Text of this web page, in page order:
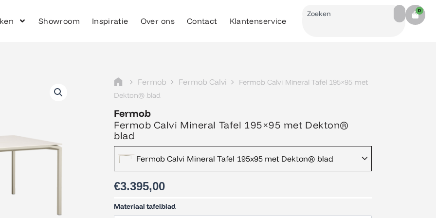
Showroom Inspiratie Over ons Contact Klantenservice
Search 0
Cart
Fermob Fermob Calvi
Fermob Calvi Mineral Tafel 195×95 met
Dekton® blad
Fermob
Fermob Calvi Mineral Tafel 195×95 met Dekton®
blad
Fermob Calvi Mineral Tafel 195x95 met Dekton® blad
€3.395,00
Materiaal tafelblad
Fermob
Calvi